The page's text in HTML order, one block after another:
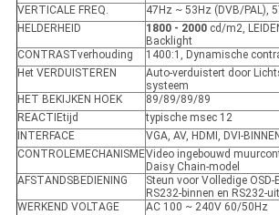
VERTICALE FREQ.
47Hz ~ 53Hz (DVB/PAL),
HELDERHEID
1800 - 2000cd/m2,
Backlight
CONTRASTverhouding
1400:1, Dynamische
Het VERDUISTEREN
Auto-verduistert door
systeem
HET BEKIJKEN HOEK
89/89/89/89
REACTIEtijd
typische msec 12
INTERFACE
VGA, AV, HDMI, DVI-
CONTROLEMECHANISMEVideo ingebouwd
Daisy Chain-model
AFSTANDSBEDIENING
Steun voor Volledige
RS232-binnen en RS232-uit
WERKEND VOLTAGE
AC 100 ~ 240V 60/50Hz